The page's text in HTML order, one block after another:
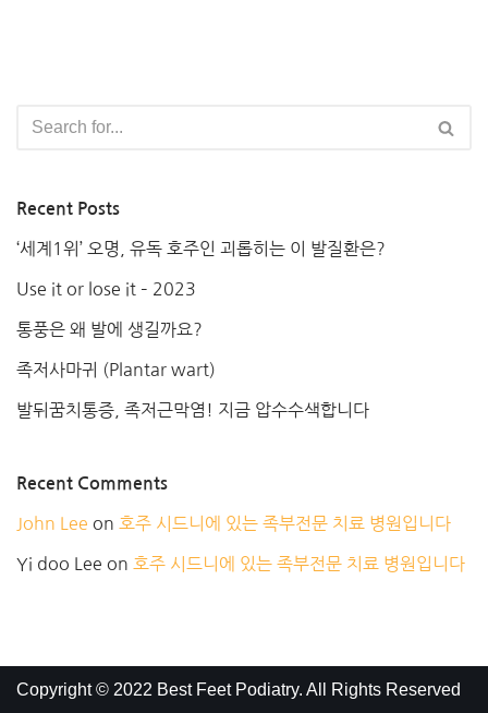
Recent Posts
‘세계1위’ 오명, 유독 호주인 괴롭히는 이 발질환은?
Use it or lose it – 2023
통풍은 왜 발에 생길까요?
족저사마귀 (Plantar wart)
발뒤꿈치통증, 족저근막염! 지금 압수수색합니다
Recent Comments
John Lee on 호주 시드니에 있는 족부전문 치료 병원입니다
Yi doo Lee on 호주 시드니에 있는 족부전문 치료 병원입니다
Copyright © 2022 Best Feet Podiatry. All Rights Reserved